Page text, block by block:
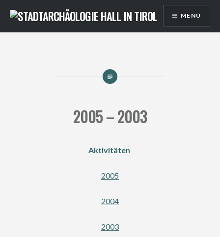
zum
Inhalt
MENÜ
2005 – 2003
Aktivitäten
2005
2004
2003